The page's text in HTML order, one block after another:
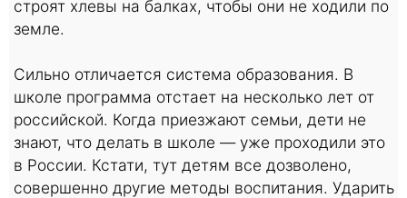
строят хлевы на балках, чтобы они не ходили по
земле.
Сильно отличается система образования. В
школе программа отстает на несколько лет от
российской. Когда приезжают семьи, дети не
знают, что делать в школе — уже проходили это
в России. Кстати, тут детям все дозволено,
совершенно другие методы воспитания. Ударить